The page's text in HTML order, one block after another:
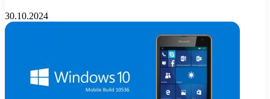
30.10.2024